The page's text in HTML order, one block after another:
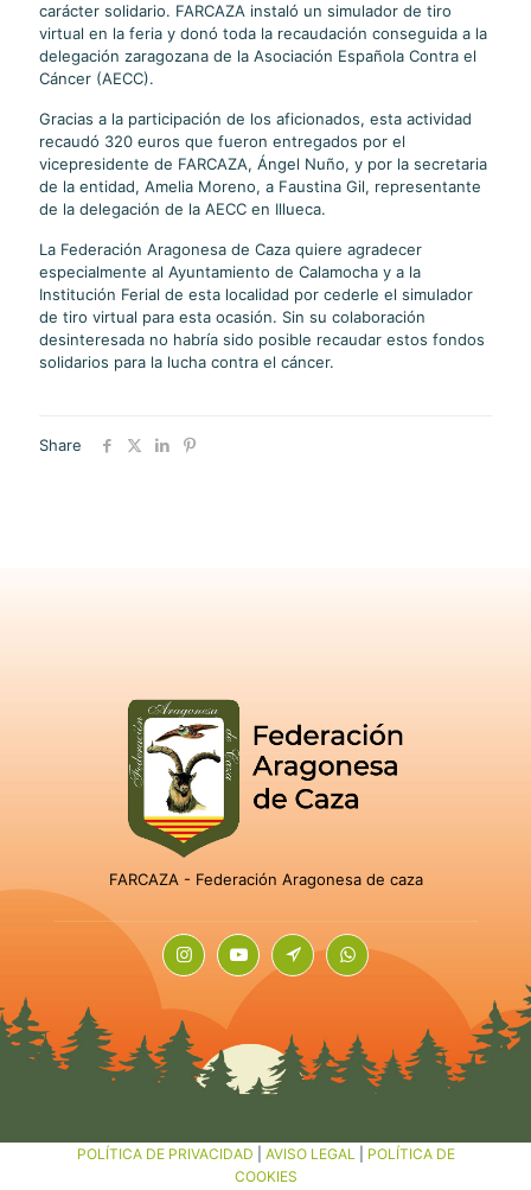
carácter solidario. FARCAZA instaló un simulador de tiro
virtual en la feria y donó toda la recaudación conseguida a la
delegación zaragozana de la Asociación Española Contra el
Cáncer (AECC).
Gracias a la participación de los aficionados, esta actividad
recaudó 320 euros que fueron entregados por el
vicepresidente de FARCAZA, Ángel Nuño, y por la secretaria
de la entidad, Amelia Moreno, a Faustina Gil, representante
de la delegación de la AECC en Illueca.
La Federación Aragonesa de Caza quiere agradecer
especialmente al Ayuntamiento de Calamocha y a la
Institución Ferial de esta localidad por cederle el simulador
de tiro virtual para esta ocasión. Sin su colaboración
desinteresada no habría sido posible recaudar estos fondos
solidarios para la lucha contra el cáncer.
Share
FARCAZA - Federación Aragonesa de caza
POLÍTICA DE PRIVACIDAD AVISO LEGAL
POLÍTICA DE
COOKIES